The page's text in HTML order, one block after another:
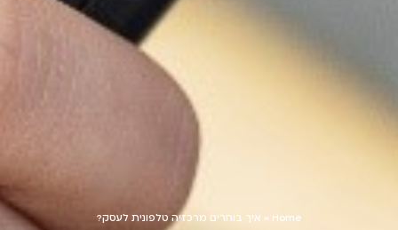
Home
» איך בוחרים מרכזיה טלפונית לעסק?